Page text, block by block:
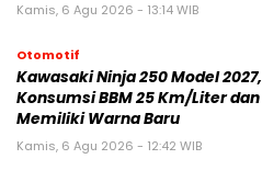
Kamis, 6 Agu 2026 - 13:14 WIB
Otomotif
Kawasaki Ninja 250 Model 2027,
Konsumsi BBM 25 Km/Liter dan
Memiliki Warna Baru
Kamis, 6 Agu 2026 - 12:42 WIB